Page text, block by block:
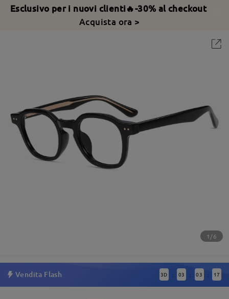
Esclusivo per i nuovi clienti🔥-30% al checkout
Acquista ora >
1/6
Vendita Flash 3D : 03 : 03 : 17